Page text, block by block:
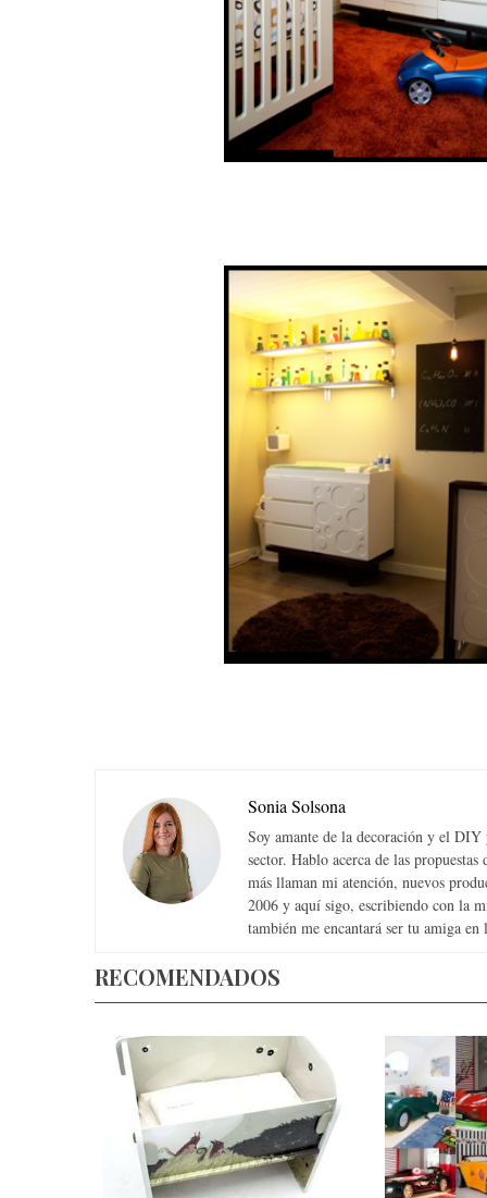
Sonia Solsona
Soy amante de la decoración y el DIY
sector. Hablo acerca de las
más llaman mi atención, nuevos
2006 y aquí sigo, escribiendo con la
también me encantará ser tu amiga en
RECOMENDADOS